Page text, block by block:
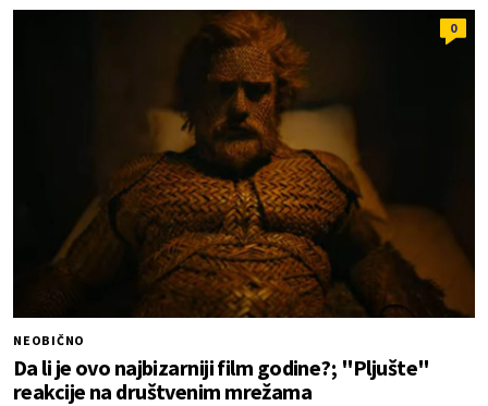
0
NEOBIČNO
Da li je ovo najbizarniji film godine?; "Pljušte"
reakcije na društvenim mrežama